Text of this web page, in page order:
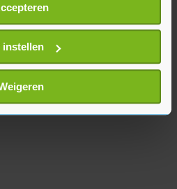
over uw geografische
meter nauwkeurig kan zijn
door het actief te
eigenschappen (fingerprinting)
gegevens worden
in het
elk moment wijzigen of
instellen